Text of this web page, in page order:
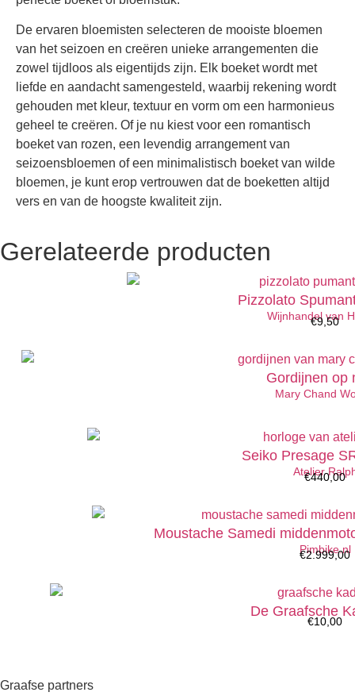
De ervaren bloemisten selecteren de mooiste bloemen
van het seizoen en creëren unieke arrangementen die
zowel tijdloos als eigentijds zijn. Elk boeket wordt met
liefde en aandacht samengesteld, waarbij rekening wordt
gehouden met kleur, textuur en vorm om een harmonieus
geheel te creëren. Of je nu kiest voor een romantisch
boeket van rozen, een levendig arrangement van
seizoensbloemen of een minimalistisch boeket van wilde
bloemen, je kunt erop vertrouwen dat de boeketten altijd
vers en van de hoogste kwaliteit zijn.
Gerelateerde producten
Pizzolato
Wijnhandel van
€9,50
Gordijnen op
Mary Chand
Seiko Presage
Atelier
€440,00
Moustache Samedi
Pimbike.nl
€2.999,00
De Graafsche
€10,00
Graafse partners